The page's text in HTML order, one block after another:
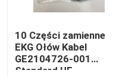
10 Części zamienne
EKG Ołów Kabel
GE2104726-001
Standard UE